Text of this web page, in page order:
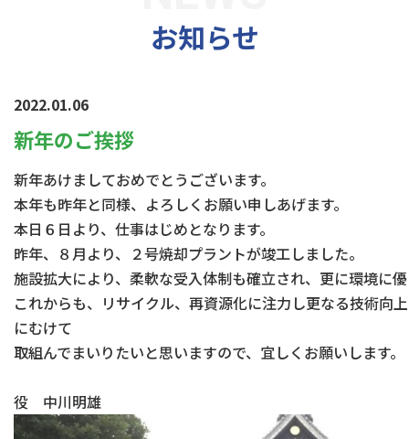
お知らせ
2022.01.06
新年のご挨拶
新年あけましておめでとうございます。
本年も昨年と同様、よろしくお願い申しあげます。
本日６日より、仕事はじめとなります。
昨年、８月より、２号焼却プラントが竣工しました。
施設拡大により、柔軟な受入体制も確立され、更に環境に
これからも、リサイクル、再資源化に注力し更なる技術向
にむけて
取組んでまいりたいと思いますので、宜しくお願いします。
役 中川明雄